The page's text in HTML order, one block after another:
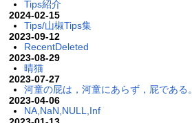
Tips紹介
2024-02-15
Tips/山椒Tips集
2023-09-12
RecentDeleted
2023-08-29
晴猫
2023-07-27
河童の屁は，河童にあらず，屁である。
2023-04-06
NA,NaN,NULL,Inf